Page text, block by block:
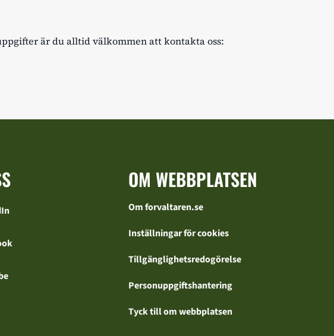
är du alltid välkommen att kontakta oss:
OM WEBBPLATSEN
Om forvaltaren.se
Inställningar för cookies
Tillgänglighetsredogörelse
Personuppgiftshantering
Tyck till om webbplatsen